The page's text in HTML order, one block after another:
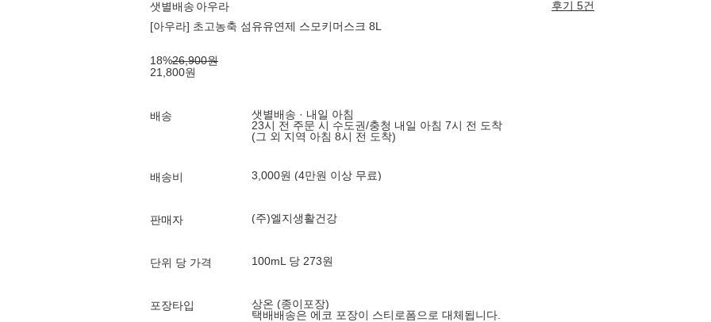
샛별배송 아우라
후기 5건
[아우라] 초고농축 섬유유연제 스모키머스크 8L
18%26,900원
21,800원
배송
샛별배송 · 내일 아침
23시 전 주문 시 수도권/충청 내일 아침 7시 전 도착
(그 외 지역 아침 8시 전 도착)
배송비 3,000원 (4만원 이상 무료)
판매자 (주)엘지생활건강
단위 당 가격 100mL 당 273원
포장타입
상온 (종이포장)
택배배송은 에코 포장이 스티로폼으로 대체됩니다.